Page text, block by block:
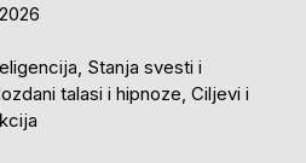
Stanja svesti i
talasi i hipnoze, Ciljevi i